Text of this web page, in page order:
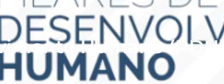
Humano (PDH)